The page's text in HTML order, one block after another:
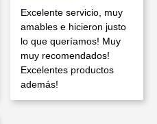
Valorado en 5de 5
Excelente servicio, muy
amables e hicieron justo
lo que queríamos! Muy
muy recomendados!
Excelentes productos
además!